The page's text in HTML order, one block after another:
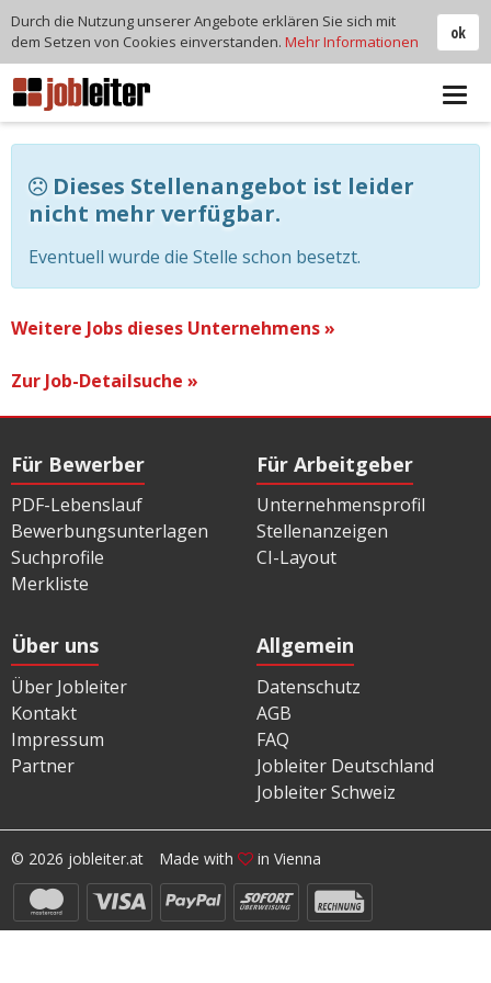
Dieses Stellenangebot ist leider
nicht mehr verfügbar.
Eventuell wurde die Stelle schon besetzt.
Weitere Jobs dieses Unternehmens »
Zur Job-Detailsuche »
Für Bewerber
PDF-Lebenslauf
Bewerbungsunterlagen
Suchprofile
Merkliste
Für Arbeitgeber
Unternehmensprofil
Stellenanzeigen
CI-Layout
Über uns
Über Jobleiter
Kontakt
Impressum
Partner
Allgemein
Datenschutz
AGB
FAQ
Jobleiter Deutschland
Jobleiter Schweiz
© 2026 jobleiter.at Made with in Vienna
ok
Durch die Nutzung unserer Angebote erklären Sie sich mit
dem Setzen von Cookies einverstanden. Mehr Informationen